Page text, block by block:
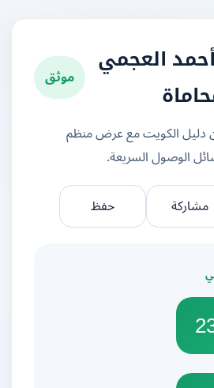
العجمي
موثق
الكويت مع عرض منظم
السريعة.